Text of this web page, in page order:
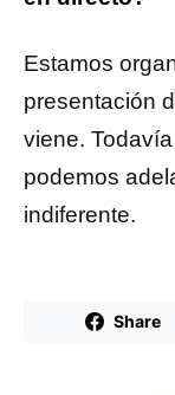
Estamos
presentación
viene.
podemos
indiferente.
Share